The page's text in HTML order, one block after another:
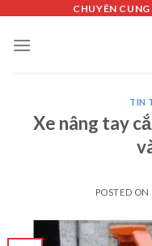
content
CHUYÊN
TIN
Xe nâng tay
POSTED ON